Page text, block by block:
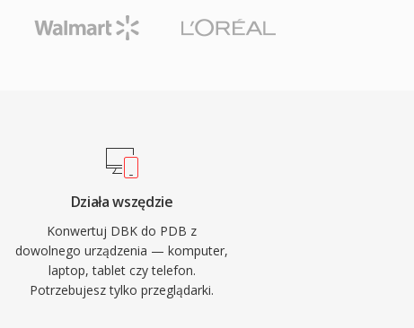
Działa wszędzie
Konwertuj DBK do PDB z
dowolnego urządzenia — komputer,
laptop, tablet czy telefon.
Potrzebujesz tylko przeglądarki.